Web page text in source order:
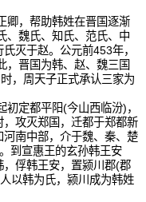
卿，帮助韩姓在晋国逐渐
、魏氏、知氏、范氏、中
灭于赵。公元前453年，
，晋国为韩、赵、魏三国
，周天子正式承认三家为
定都平阳(今山西临汾)，
攻灭郑国，迁都于郑都新
南中部，介于魏、秦、楚
到宣惠王的玄孙韩王安
俘韩王安，置颍川郡(郡
以韩为氏，颍川成为韩姓